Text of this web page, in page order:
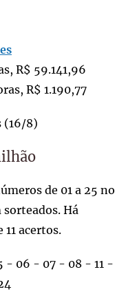
R$ 59.141,96
R$ 1.190,77
(16/8)
de 01 a 25 no
sorteados. Há
11 acertos.
- 06 - 07 - 08 - 11 -